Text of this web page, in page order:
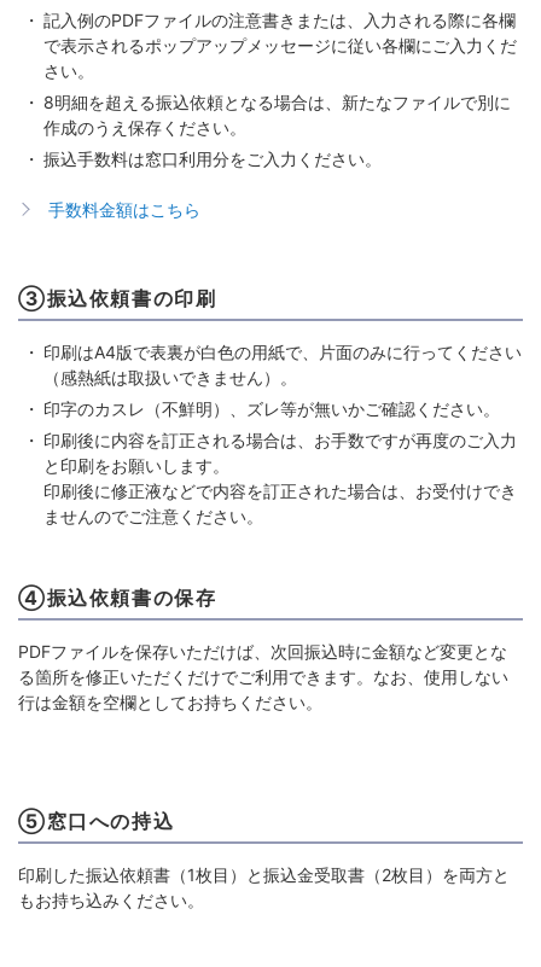
記入例のPDFファイルの注意書きまたは、入力される際に各欄
で表示されるポップアップメッセージに従い各欄にご入力くだ
さい。
8明細を超える振込依頼となる場合は、新たなファイルで別に
作成のうえ保存ください。
振込手数料は窓口利用分をご入力ください。
手数料金額はこちら
③振込依頼書の印刷
印刷はA4版で表裏が白色の用紙で、片面のみに行ってください
（感熱紙は取扱いできません）。
印字のカスレ（不鮮明）、ズレ等が無いかご確認ください。
印刷後に内容を訂正される場合は、お手数ですが再度のご入力
と印刷をお願いします。
印刷後に修正液などで内容を訂正された場合は、お受付けでき
ませんのでご注意ください。
④振込依頼書の保存
PDFファイルを保存いただけば、次回振込時に金額など変更とな
る箇所を修正いただくだけでご利用できます。なお、使用しない
行は金額を空欄としてお持ちください。
⑤窓口への持込
印刷した振込依頼書（1枚目）と振込金受取書（2枚目）を両方と
もお持ち込みください。